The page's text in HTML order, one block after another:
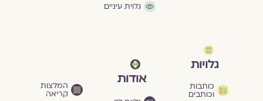
גלוית עיניים
גלויות
כותבות
וכותבים
אודות המלצות
קריאה